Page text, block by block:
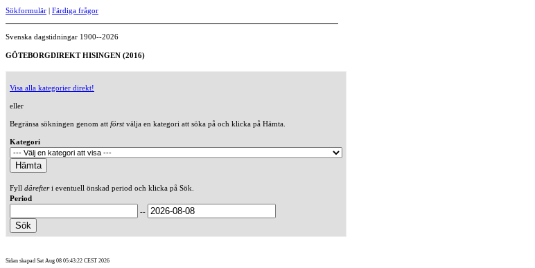
Sökformulär | Färdiga frågor
Svenska dagstidningar 1900--2026
GÖTEBORGDIREKT HISINGEN (2016)
Visa alla kategorier direkt!
eller
Begränsa sökningen genom att förstvälja en kategori att söka på och klicka på Hämta.
Kategori
Fyll därefteri eventuell önskad period och klicka på Sök.
Period
--
Sidan skapad Sat Aug 08 05:43:22 CEST 2026